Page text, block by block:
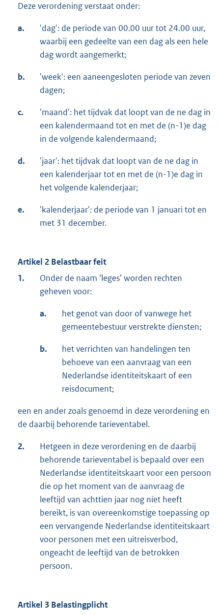
Deze verordening verstaat onder:
a.
'dag': de periode van 00.00 uur tot 24.00 uur,
waarbij een gedeelte van een dag als een hele
dag wordt aangemerkt;
b.
'week': een aaneengesloten periode van zeven
dagen;
c.
'maand': het tijdvak dat loopt van de ne dag in
een kalendermaand tot en met de (n-1)e dag
in de volgende kalendermaand;
d.
'jaar': het tijdvak dat loopt van de ne dag in
een kalenderjaar tot en met de (n-1)e dag in
het volgende kalenderjaar;
e.
'kalenderjaar': de periode van 1 januari tot en
met 31 december.
Artikel 2 Belastbaar feit
1.
Onder de naam ‘leges’ worden rechten
geheven voor:
a.
het genot van door of vanwege het
gemeentebestuur verstrekte diensten;
b.
het verrichten van handelingen ten
behoeve van een aanvraag van een
Nederlandse identiteitskaart of een
reisdocument;
een en ander zoals genoemd in deze verordening en
de daarbij behorende tarieventabel.
2.
Hetgeen in deze verordening en de daarbij
behorende tarieventabel is bepaald over een
Nederlandse identiteitskaart voor een persoon
die op het moment van de aanvraag de
leeftijd van achttien jaar nog niet heeft
bereikt, is van overeenkomstige toepassing op
een vervangende Nederlandse identiteitskaart
voor personen met een uitreisverbod,
ongeacht de leeftijd van de betrokken
persoon.
Artikel 3 Belastingplicht